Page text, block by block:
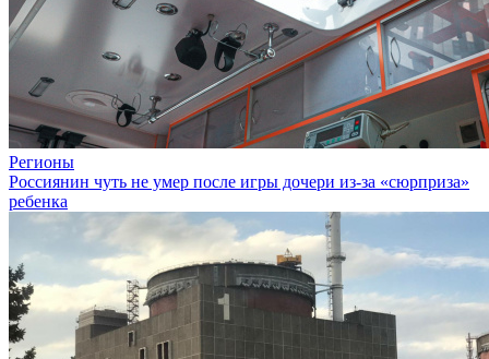
Регионы
Россиянин чуть не умер после игры дочери из-за «сюрприза»
ребенка